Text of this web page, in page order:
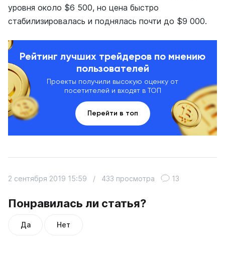
уровня около $6 500, но цена быстро
стабилизировалась и поднялась почти до $9 000.
Рейтинг лучших трейдеров по мнению
пользователей
Проекты получили высокую оценку от
посетителей и входят в ТОП
Перейти в топ
Понравилась ли статья?
Да Нет
2 сентября 2019 15:59 / 433 просмотра 13